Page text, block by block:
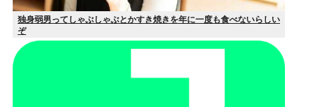
独身弱男ってしゃぶしゃぶとかすき焼きを年に一度も食べないらしい
ぞ